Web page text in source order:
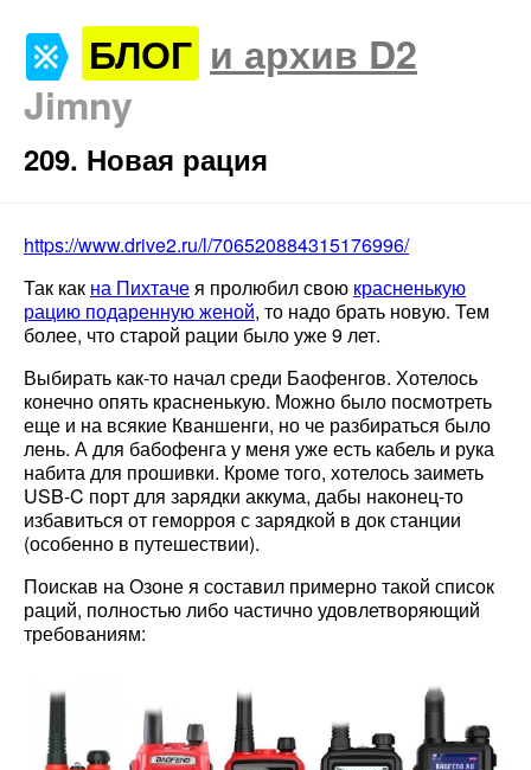
БЛОГ и архив D2
Jimny
209. Новая рация
https://www.drive2.ru/l/706520884315176996/
Так как на Пихтачея пролюбил свою красненькую
рацию подаренную женой, то надо брать новую. Тем
более, что старой рации было уже 9 лет.
Выбирать как-то начал среди Баофенгов. Хотелось
конечно опять красненькую. Можно было посмотреть
еще и на всякие Кваншенги, но че разбираться было
лень. А для бабофенга у меня уже есть кабель и рука
набита для прошивки. Кроме того, хотелось заиметь
USB-C порт для зарядки аккума, дабы наконец-то
избавиться от геморроя с зарядкой в док станции
(особенно в путешествии).
Поискав на Озоне я составил примерно такой список
раций, полностью либо частично удовлетворяющий
требованиям: